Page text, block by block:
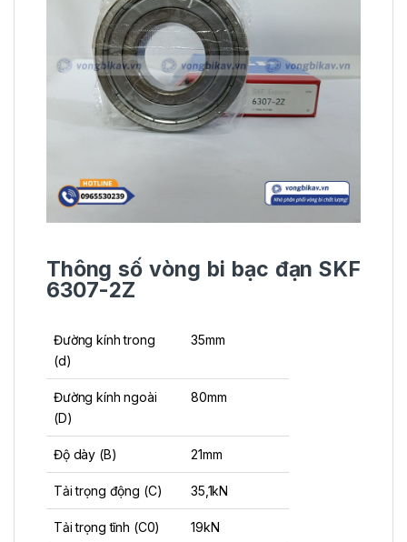
Thông số vòng bi bạc đạn SKF
6307-2Z
Đường kính trong
(d)
35mm
Đường kính ngoài
(D)
80mm
Độ dày (B) 21mm
Tải trọng động (C) 35,1kN
Tải trọng tĩnh (C0) 19kN